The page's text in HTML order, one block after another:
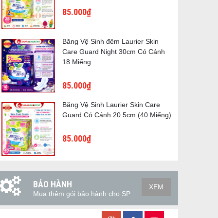
85.000₫
Băng Vệ Sinh đêm Laurier Skin
Care Guard Night 30cm Có Cánh
18 Miếng
85.000₫
Băng Vệ Sinh Laurier Skin Care
Guard Có Cánh 20.5cm (40 Miếng)
85.000₫
BẢO HÀNH
Mua thêm gói bảo hành cho SP
XEM